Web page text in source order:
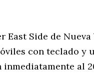
East Side de Nueva
con teclado y
al